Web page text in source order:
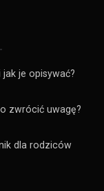
je opisywać?
zwrócić uwagę?
dla rodziców